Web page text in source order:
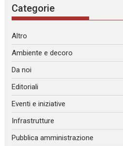
Categorie
Altro
Ambiente e decoro
Da noi
Editoriali
Eventi e iniziative
Infrastrutture
Pubblica amministrazione